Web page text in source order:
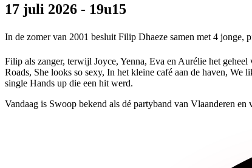
17 juli 2026 - 19u15
In de zomer van 2001 besluit Filip Dhaeze samen met 4 jonge,
Filip als zanger, terwijl Joyce, Yenna, Eva en Aurélie het
Roads, She looks so sexy, In het kleine café aan de haven,
single Hands up die een hit werd.
Vandaag is Swoop bekend als dé partyband van Vlaanderen en